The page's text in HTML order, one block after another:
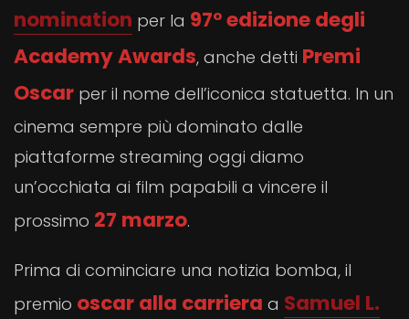
nomination per la 97° edizione degli
Academy Awards, anche detti Premi
Oscar per il nome dell’iconica statuetta. In un
cinema sempre più dominato dalle
piattaforme streaming oggi diamo
un’occhiata ai film papabili a vincere il
prossimo 27 marzo.
Prima di cominciare una notizia bomba, il
premio oscar alla carriera a Samuel L.